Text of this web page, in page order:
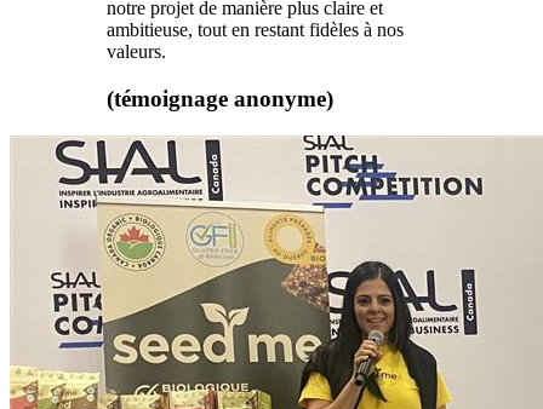
notre projet de manière plus claire et
ambitieuse, tout en restant fidèles à nos
valeurs.
(témoignage anonyme)